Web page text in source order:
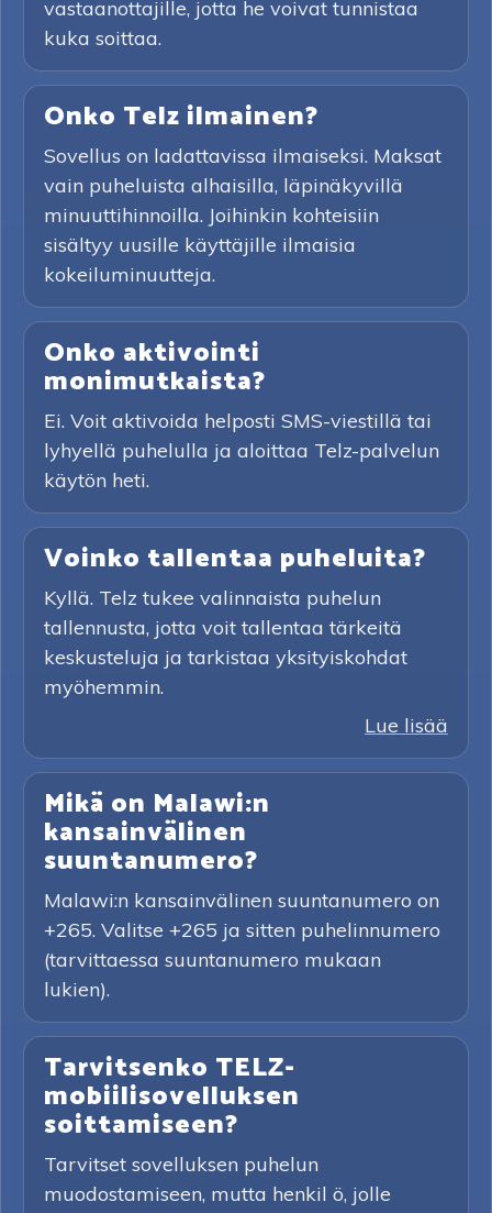
vastaanottajille, jotta he voivat tunnistaa
kuka soittaa.
Onko Telz ilmainen?
Sovellus on ladattavissa ilmaiseksi. Maksat
vain puheluista alhaisilla, läpinäkyvillä
minuuttihinnoilla. Joihinkin kohteisiin
sisältyy uusille käyttäjille ilmaisia
kokeiluminuutteja.
Onko aktivointi
monimutkaista?
Ei. Voit aktivoida helposti SMS-viestillä tai
lyhyellä puhelulla ja aloittaa Telz-palvelun
käytön heti.
Voinko tallentaa puheluita?
Kyllä. Telz tukee valinnaista puhelun
tallennusta, jotta voit tallentaa tärkeitä
keskusteluja ja tarkistaa yksityiskohdat
myöhemmin.
Lue lisää
Mikä on Malawi:n
kansainvälinen
suuntanumero?
Malawi:n kansainvälinen suuntanumero on
+265. Valitse +265 ja sitten puhelinnumero
(tarvittaessa suuntanumero mukaan
lukien).
Tarvitsenko TELZ-
mobiilisovelluksen
soittamiseen?
Tarvitset sovelluksen puhelun
muodostamiseen, mutta henkil ö, jolle